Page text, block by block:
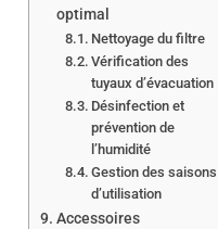
optimal
Nettoyage du filtre
Vérification des
tuyaux d’évacuation
Désinfection et
prévention de
l’humidité
Gestion des saisons
d’utilisation
Accessoires